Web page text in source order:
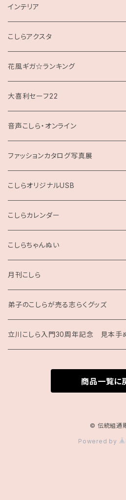
インテリア
クッション
こしらアクスタ
花風ギガ☆ランキング
大喜利セーフ22
お題回答Tシャツ
音声こしら・オンライン
ファッションカタログ写真展
展示用A4サイズ
2L版
こしらオリジナルUSB
こしらカレンダー
2025
こしらちゃんぬい
月刊こしら
月刊こしら用ファイル
月刊こしらバックナンバーセット（紙版
弟子のこしらが売る志らくグッズ
立川こしら入門30周年記念 見本手
商品一覧に
© 伝統組通
Powered by